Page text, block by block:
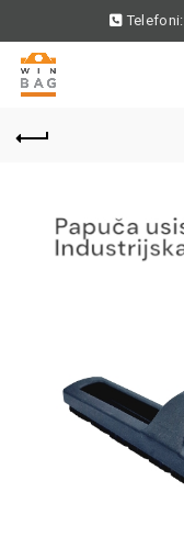
Telefoni: